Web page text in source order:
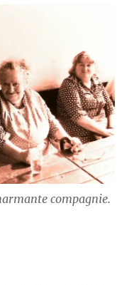
compagnie.